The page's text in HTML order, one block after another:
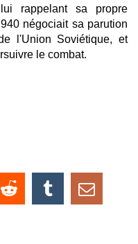
rappelant sa propre
négociait sa parution
l'Union Soviétique, et
le combat.